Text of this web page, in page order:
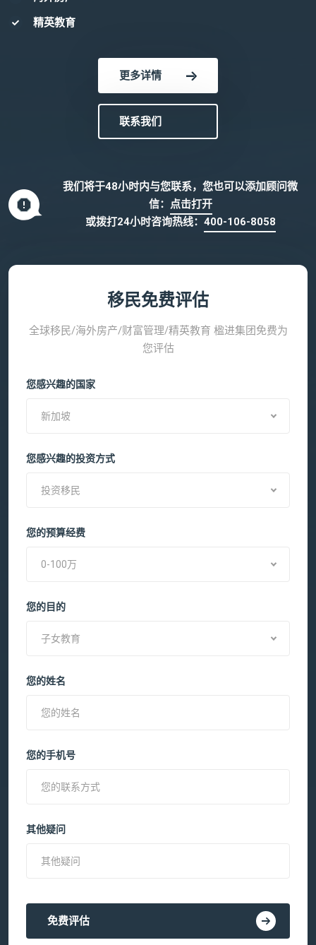
精英教育
更多详情
联系我们
我们将于48小时内与您联系，您也可以添加顾问微
信： 点击打开
或拨打24小时咨询热线： 400-106-8058
移民免费评估
全球移民/海外房产/财富管理/精英教育 楹进集团免费为
您评估
您感兴趣的国家
新加坡
您感兴趣的投资方式
投资移民
您的预算经费
0-100万
您的目的
子女教育
您的姓名
您的手机号
其他疑问
免费评估